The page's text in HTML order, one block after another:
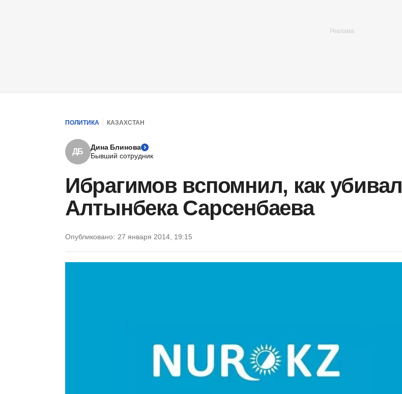
ПОЛИТИКА КАЗАХСТАН
ДБ
Дина Блинова
Бывший сотрудник
Ибрагимов вспомнил, как убивал
Алтынбека Сарсенбаева
Опубликовано: 27 января 2014, 19:15